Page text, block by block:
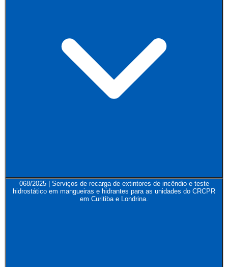
068/2025 | Serviços de recarga de extintores de incêndio e teste
hidrostático em mangueiras e hidrantes para as unidades do CRCPR
em Curitiba e Londrina.